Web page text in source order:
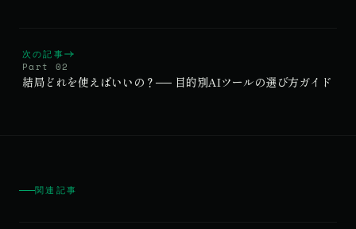
次の記事
Part 02
結局どれを使えばいいの？── 目的別AIツールの選び方ガイド
関連記事